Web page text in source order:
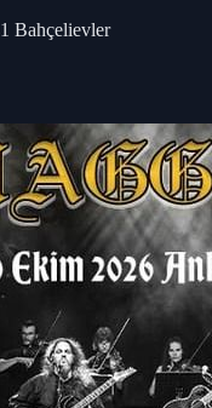
Bahçelievler